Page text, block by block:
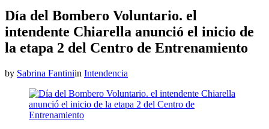
Día del Bombero Voluntario. el
intendente Chiarella anunció el inicio de
la etapa 2 del Centro de Entrenamiento
by Sabrina Fantiniin Intendencia